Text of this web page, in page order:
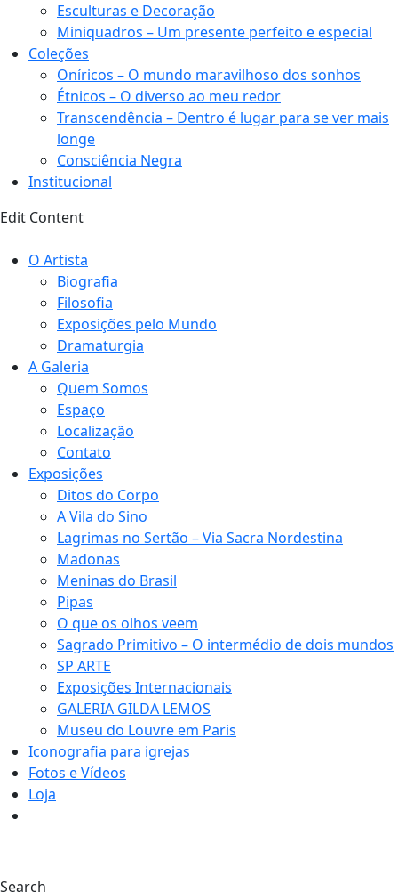
Esculturas e Decoração
Miniquadros – Um presente perfeito e especial
Coleções
Oníricos – O mundo maravilhoso dos sonhos
Étnicos – O diverso ao meu redor
Transcendência – Dentro é lugar para se ver mais
longe
Consciência Negra
Institucional
Edit Content
O Artista
Biografia
Filosofia
Exposições pelo Mundo
Dramaturgia
A Galeria
Quem Somos
Espaço
Localização
Contato
Exposições
Ditos do Corpo
A Vila do Sino
Lagrimas no Sertão – Via Sacra Nordestina
Madonas
Meninas do Brasil
Pipas
O que os olhos veem
Sagrado Primitivo – O intermédio de dois mundos
SP ARTE
Exposições Internacionais
GALERIA GILDA LEMOS
Museu do Louvre em Paris
Iconografia para igrejas
Fotos e Vídeos
Loja
Search